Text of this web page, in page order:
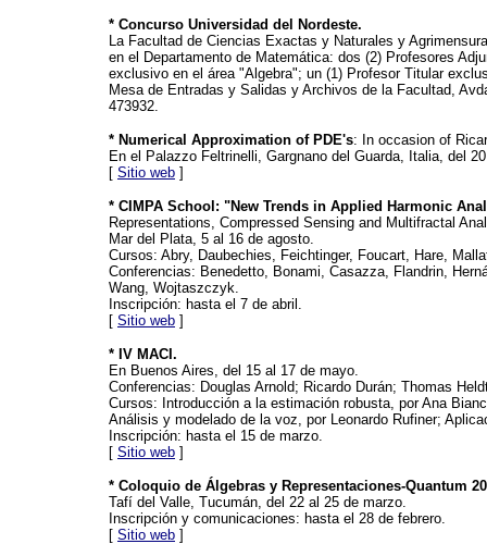
* Concurso Universidad del Nordeste.
La Facultad de Ciencias Exactas y Naturales y
en el Departamento de Matemática: dos (2) Profesores
exclusivo en el área "Algebra"; un (1) Profesor Titular
Mesa de Entradas y Salidas y Archivos de la Facultad,
473932.
* Numerical Approximation of PDE's: In occasion of
En el Palazzo Feltrinelli, Gargnano del Guarda, Italia, del
[ Sitio web ]
* CIMPA School: "New Trends in Applied Harmonic
Representations, Compressed Sensing and Multifractal
Mar del Plata, 5 al 16 de agosto.
Cursos: Abry, Daubechies, Feichtinger, Foucart, Hare,
Conferencias: Benedetto, Bonami, Casazza, Flandrin,
Wang, Wojtaszczyk.
Inscripción: hasta el 7 de abril.
[ Sitio web ]
* IV MACI.
En Buenos Aires, del 15 al 17 de mayo.
Conferencias: Douglas Arnold; Ricardo Durán; Thomas
Cursos: Introducción a la estimación robusta, por Ana
Análisis y modelado de la voz, por Leonardo Rufiner;
Inscripción: hasta el 15 de marzo.
[ Sitio web ]
* Coloquio de Álgebras y Representaciones-Quantum
Tafí del Valle, Tucumán, del 22 al 25 de marzo.
Inscripción y comunicaciones: hasta el 28 de febrero.
[ Sitio web ]